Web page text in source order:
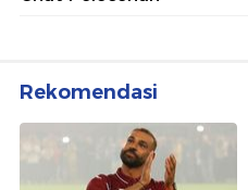
Rekomendasi